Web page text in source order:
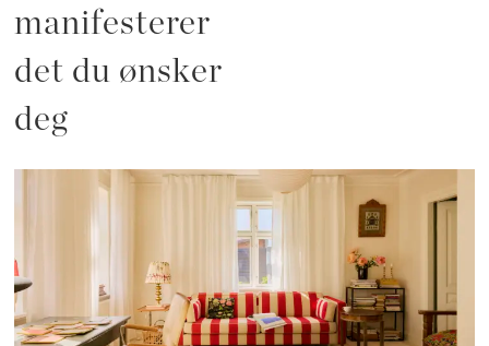
manifesterer
det du ønsker
deg